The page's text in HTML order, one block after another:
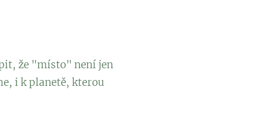
že "místo" není jen
i k planetě, kterou